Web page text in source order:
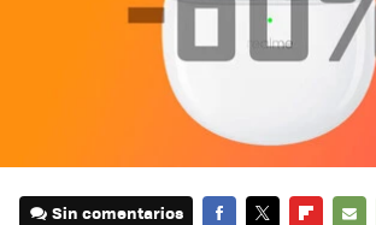
Sin comentarios